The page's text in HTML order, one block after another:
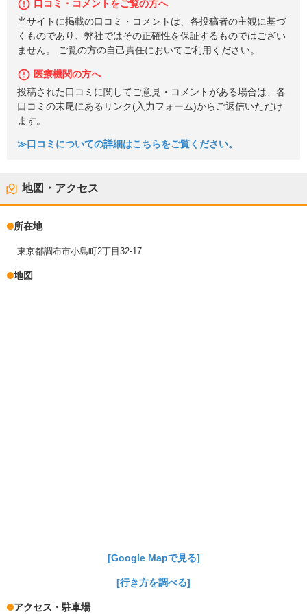
口コミ・コメントをご覧の方へ
当サイトに掲載の口コミ・コメントは、各投稿者の主観に基づ
くものであり、弊社ではその正確性を保証するものではござい
ません。 ご覧の方の自己責任においてご利用ください。
医療機関の方へ
投稿された口コミに関してご意見・コメントがある場合は、各
口コミの末尾にあるリンク(入力フォーム)からご返信いただけ
ます。
≫口コミについての詳細はこちらをご覧ください。
地図・アクセス
所在地
東京都調布市小島町2丁目32-17
地図
[Google Mapで見る]
[行き方を調べる]
アクセス・駐車場